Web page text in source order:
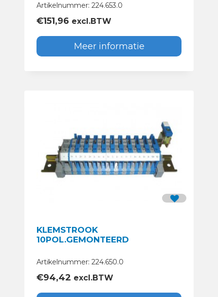
Artikelnummer: 224.653.0
€151,96 excl.BTW
Meer informatie
KLEMSTROOK
10POL.GEMONTEERD
Artikelnummer: 224.650.0
€94,42 excl.BTW